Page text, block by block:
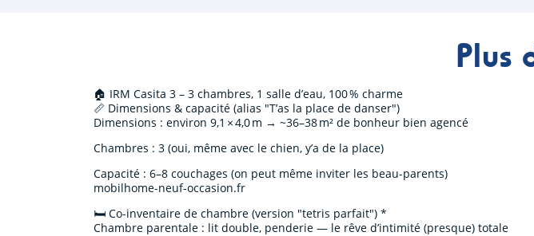
Plus
🏠 IRM Casita 3 – 3 chambres, 1 salle d’eau, 100 % charme
📏 Dimensions & capacité (alias "T’as la place de danser")
Dimensions : environ 9,1 × 4,0 m → ~36–38 m² de bonheur bien agencé
Chambres : 3 (oui, même avec le chien, y’a de la place)
Capacité : 6–8 couchages (on peut même inviter les beau-parents)
mobilhome-neuf-occasion.fr
🛏️ Co-inventaire de chambre (version "tetris parfait") *
Chambre parentale : lit double, penderie — le rêve d’intimité (presque) totale